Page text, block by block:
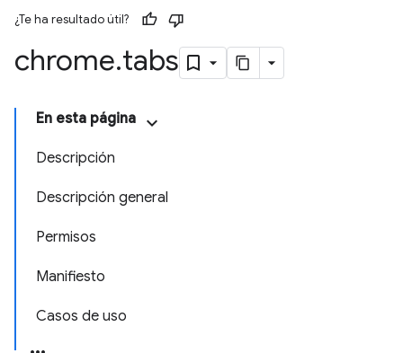
¿Te ha resultado útil?
chrome.tabs
En esta página
Descripción
Descripción general
Permisos
Manifiesto
Casos de uso